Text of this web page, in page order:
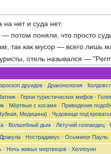
нет и суда нет.
потом поняли, что просто
так как мусор — всего лишь
отель назывался —
друидов · Драконология ·
· Герои туристических мифов ·
· Мёртвые с косами · Привидение
Медицина) · Чудовище под
· Волшебный дым · Летучий голландец ·
Дракула · Нострадамус · Осьминог Пауль
· Ночь живых мертвецов · Хеллоуин